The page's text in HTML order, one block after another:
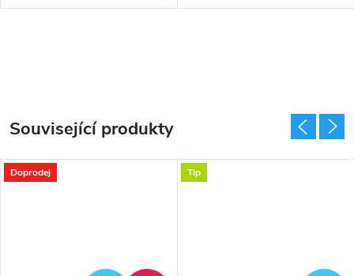
Související produkty
Doprodej Tip